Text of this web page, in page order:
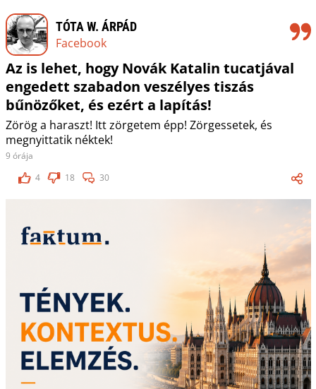
TÓTA W. ÁRPÁD
Facebook
Az is lehet, hogy Novák Katalin tucatjával
engedett szabadon veszélyes tiszás
bűnözőket, és ezért a lapítás!
Zörög a haraszt! Itt zörgetem épp! Zörgessetek, és
megnyittatik néktek!
9 órája
4
18 30